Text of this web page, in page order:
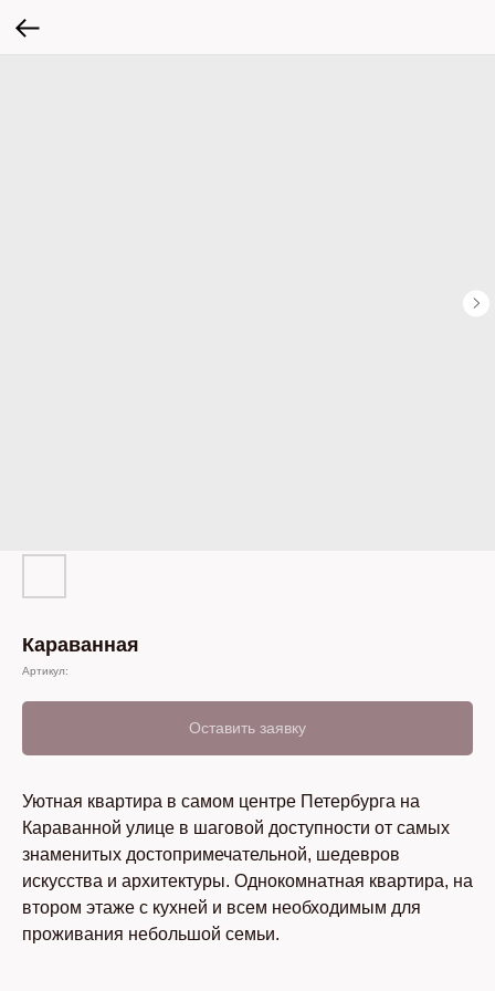
Караванная
Артикул:
Оставить заявку
Уютная квартира в самом центре Петербурга на
Караванной улице в шаговой доступности от самых
знаменитых достопримечательной, шедевров
искусства и архитектуры. Однокомнатная квартира, на
втором этаже с кухней и всем необходимым для
проживания небольшой семьи.